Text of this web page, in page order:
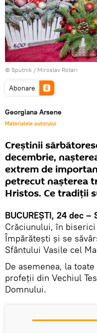
© Sputnik / Miroslav Rotari
Abonare
Georgiana Arsene
Materialele autorului
Creștinii
decembrie,
extrem de
petrecut nașterea
Hristos. Ce tradiții
BUCUREȘTI, 24 dec –
Crăciunului, în
Împărătești și se
Sfântului Vasile cel
De asemenea, la
profeții din Vechiul
Domnului.